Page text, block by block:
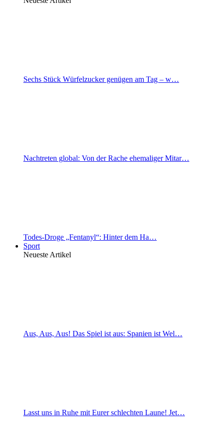
Sechs Stück Würfelzucker genügen am Tag – w…
Nachtreten global: Von der Rache ehemaliger Mitar…
Todes-Droge „Fentanyl“: Hinter dem Ha…
Sport
Neueste Artikel
Aus, Aus, Aus! Das Spiel ist aus: Spanien ist Wel…
Lasst uns in Ruhe mit Eurer schlechten Laune! Jet…